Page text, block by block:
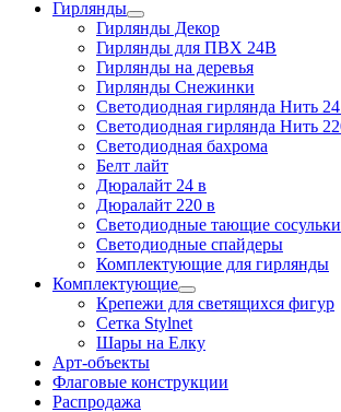
Гирлянды
Гирлянды Декор
Гирлянды для ПВХ 24В
Гирлянды на деревья
Гирлянды Снежинки
Светодиодная гирлянда Нить
Светодиодная гирлянда Нить
Светодиодная бахрома
Белт лайт
Дюралайт 24 в
Дюралайт 220 в
Светодиодные тающие сосульки
Светодиодные спайдеры
Комплектующие для гирлянды
Комплектующие
Крепежи для светящихся фигур
Сетка Stylnet
Шары на Елку
Арт-объекты
Флаговые конструкции
Распродажа